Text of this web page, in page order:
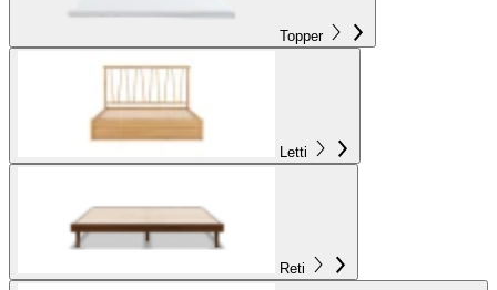
Topper
Letti
Reti